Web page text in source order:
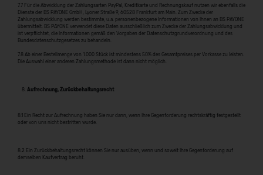
7.7 Für die Abwicklung der Zahlungsarten PayPal, Kreditkarte und Rechnungskauf nutzen wir ebenfalls die
Dienste der BS PAYONE GmbH, Lyoner Straße 9, 60528 Frankfurt am Main. Zum Zwecke der
Zahlungsabwicklung werden bestimmte, u.a. personenbezogene Informationen von Ihnen an BS PAYONE
übermittelt. BS PAYONE verwendet diese Daten ausschließlich zum Zwecke der Zahlungsabwicklung und
ist verpflichtet, die Informationen gemäß den Vorgaben der Datenschutzgrundverordnung und des
Bundesdatenschutzgesetzes zu behandeln.
7.8 Ab einer Bestellmenge von 1.000 Stück ist mindestens 50% des Gesamtpreises per Vorkasse zu leisten.
Die Auswahl einer anderen Zahlungsmethode ist dann nicht möglich.
Aufrechnung, Zurückbehaltungsrecht
8.1 Ein Recht zur Aufrechnung haben Sie nur dann, wenn Ihre Gegenforderung rechtskräftig festgestellt
oder von uns nicht bestritten wurde.
8.2 Ein Zurückbehaltungsrecht können Sie nur ausüben, wenn und soweit Ihre Gegenforderung auf
demselben Kaufvertrag beruht.